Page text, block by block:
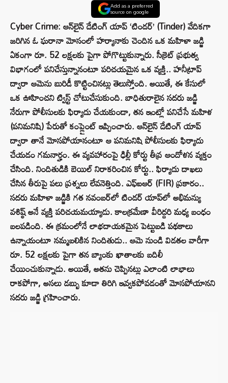
Add as a preferred
source on google
Cyber Crime: ఆన్‌లైన్ డేటింగ్ యాప్ ‘టిండర్’ (Tinder) వేదికగా
జరిగిన ఓ ఘరానా మోసంలో హర్యానాకు చెందిన ఒక మహిళా జడ్జి
ఏకంగా రూ. 52 లక్షలకు పైగా పోగొట్టుకున్నారు. సీక్రెట్ ప్రభుత్వ
విభాగంలో పనిచేస్తున్నానంటూ పరిచయమైన ఒక వ్యక్తి.. హనీట్రాప్
ద్వారా ఆమెను బురిడీ కొట్టించినట్లు తెలుస్తోంది. అయితే, ఈ కేసులో
ఒక ఊహించని ట్విస్ట్ చోటుచేసుకుంది. బాధితురాలైన సదరు జడ్జి
నేరుగా పోలీసులకు ఫిర్యాదు చేయకుండా, తన ఇంట్లో పనిచేసే మహిళ
(పనిమనిషి) పేరుతో కంప్లైంట్ ఇప్పించారు. ఆన్‌లైన్ డేటింగ్ యాప్
ద్వారా తానే మోసపోయానంటూ ఆ పనిమనిషి పోలీసులకు ఫిర్యాదు
చేయడం గమనార్హం. ఈ వ్యవహారంపై ఢిల్లీ కోర్టు తీవ్ర ఆందోళన వ్యక్తం
చేసింది. నిందితుడికి బెయిల్ నిరాకరించిన కోర్టు.. ఫిర్యాదు దాఖలు
చేసిన తీరుపై పలు ప్రశ్నలు లేవనెత్తింది. ఎఫ్‌ఐఆర్ (FIR) ప్రకారం..
సదరు మహిళా జడ్జికి గత నవంబర్‌లో టిండర్ యాప్‌లో అభిమన్యు
వశిష్ఠ్ అనే వ్యక్తి పరిచయమయ్యాడు. కాలక్రమేణా వీరిద్దరి మధ్య బంధం
బలపడింది. ఈ క్రమంలోనే లాభదాయకమైన పెట్టుబడి పథకాలు
ఉన్నాయంటూ నమ్మబలికిన నిందితుడు.. ఆమె నుండి విడతల వారీగా
రూ. 52 లక్షలకు పైగా తన బ్యాంకు ఖాతాలకు బదిలీ
చేయించుకున్నాడు. అయితే, అతను చెప్పినట్లు ఎలాంటి లాభాలు
రాకపోగా, అసలు డబ్బు కూడా తిరిగి ఇవ్వకపోవడంతో మోసపోయానని
సదరు జడ్జి గ్రహించారు.